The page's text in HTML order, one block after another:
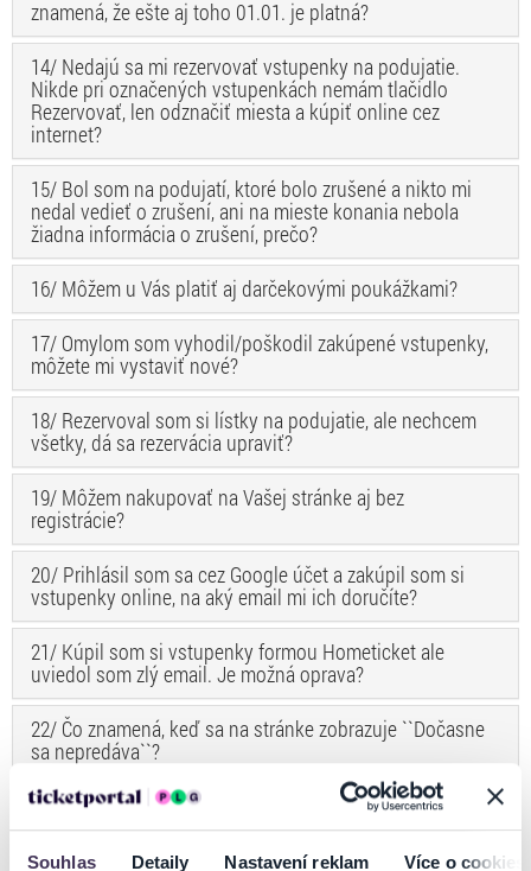
Souhlas Detaily Nastavení reklam Více o cookies
znamená, že ešte aj toho 01.01. je platná?
14/ Nedajú sa mi rezervovať vstupenky na podujatie.
Nikde pri označených vstupenkách nemám tlačidlo
Rezervovať, len odznačiť miesta a kúpiť online cez
internet?
15/ Bol som na podujatí, ktoré bolo zrušené a nikto mi
nedal vedieť o zrušení, ani na mieste konania nebola
žiadna informácia o zrušení, prečo?
16/ Môžem u Vás platiť aj darčekovými poukážkami?
17/ Omylom som vyhodil/poškodil zakúpené vstupenky,
môžete mi vystaviť nové?
18/ Rezervoval som si lístky na podujatie, ale nechcem
všetky, dá sa rezervácia upraviť?
19/ Môžem nakupovať na Vašej stránke aj bez
registrácie?
20/ Prihlásil som sa cez Google účet a zakúpil som si
vstupenky online, na aký email mi ich doručíte?
21/ Kúpil som si vstupenky formou Hometicket ale
uviedol som zlý email. Je možná oprava?
22/ Čo znamená, keď sa na stránke zobrazuje ``Dočasne
sa nepredáva``?
23/ Na čo slúži archivačno-manipulačný poplatok?
24/ Je možné vrátiť archivačno-manipulačný, transakčný